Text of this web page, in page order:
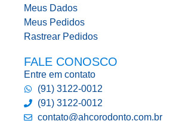
Meus Dados
Meus Pedidos
Rastrear Pedidos
FALE CONOSCO
Entre em contato
(91) 3122-0012
(91) 3122-0012
contato@ahcorodonto.com.br